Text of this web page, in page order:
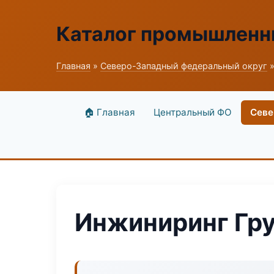
Каталог
Главная » Северо-Западный федеральный округ
🏠 Главная Центральный ФО
Инжиниринг